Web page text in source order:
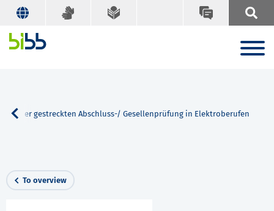
einer gestreckten Abschluss-/ Gesellenprüfung in Elektroberufen
To overview